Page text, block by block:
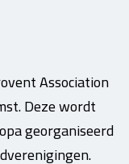
Association
Deze wordt
georganiseerd